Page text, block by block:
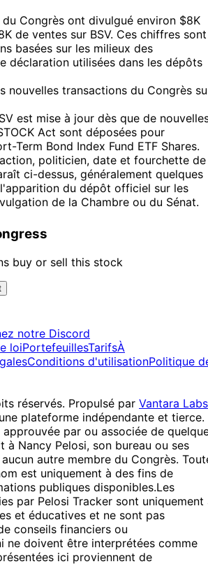
du Congrès ont divulgué environ $8K
de ventes sur BSV. Ces chiffres sont
basées sur les milieux des
déclaration utilisées dans les dépôts
nouvelles transactions du Congrès
est mise à jour dès que de
Act sont déposées pour
Term Bond Index Fund ETF Shares.
politicien, date et fourchette de
ci-dessus, généralement quelques
du dépôt officiel sur les
de la Chambre ou du Sénat.
buy or sell this stock
notre Discord
loiPortefeuillesTarifsÀ
Conditions d'utilisationPolitique
réservés. Propulsé par Vantara Labs
plateforme indépendante et tierce.
par ou associée de
à Nancy Pelosi, son bureau ou ses
autre membre du Congrès.
est uniquement à des fins de
publiques disponibles.Les
par Pelosi Tracker sont uniquement
et éducatives et ne sont pas
conseils financiers ou
ne doivent être interprétées comme
ici proviennent de